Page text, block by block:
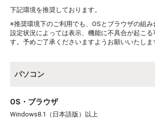
下記環境を推奨しております。
※推奨環境下のご利用でも、OSとブラウザの組
設定状況によっては表示、機能に不具合が起こる
す。予めご了承くださいますようお願いいたしま
パソコン
OS・ブラウザ
Windows8.1（日本語版）以上